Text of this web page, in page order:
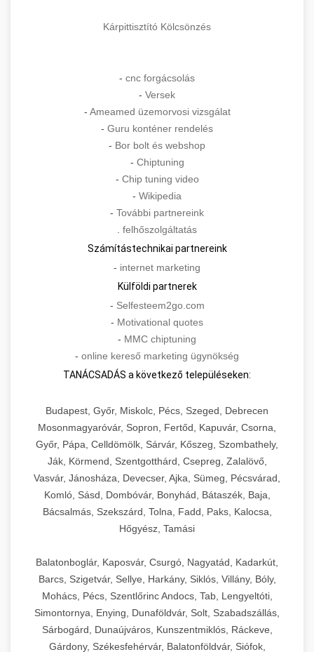
Kárpittisztító Kölcsönzés
- cnc forgácsolás
- Versek
- Ameamed üzemorvosi vizsgálat
- Guru konténer rendelés
- Bor bolt és webshop
- Chiptuning
- Chip tuning video
- Wikipedia
- További partnereink
. felhőszolgáltatás
Számítástechnikai partnereink
- internet marketing
Külföldi partnerek
- Selfesteem2go.com
- Motivational quotes
- MMC chiptuning
- online kereső marketing ügynökség
TANÁCSADÁS a következő településeken:
Budapest, Győr, Miskolc, Pécs, Szeged, Debrecen
Mosonmagyaróvár, Sopron, Fertőd, Kapuvár, Csorna,
Győr, Pápa, Celldömölk, Sárvár, Kőszeg, Szombathely,
Ják, Körmend, Szentgotthárd, Csepreg, Zalalövő,
Vasvár, Jánosháza, Devecser, Ajka, Sümeg, Pécsvárad,
Komló, Sásd, Dombóvár, Bonyhád, Bátaszék, Baja,
Bácsalmás, Szekszárd, Tolna, Fadd, Paks, Kalocsa,
Hőgyész, Tamási
Balatonboglár, Kaposvár, Csurgó, Nagyatád, Kadarkút,
Barcs, Szigetvár, Sellye, Harkány, Siklós, Villány, Bóly,
Mohács, Pécs, Szentlőrinc Andocs, Tab, Lengyeltóti,
Simontornya, Enying, Dunaföldvár, Solt, Szabadszállás,
Sárbogárd, Dunaújváros, Kunszentmiklós, Ráckeve,
Gárdony, Székesfehérvár, Balatonföldvár, Siófok,